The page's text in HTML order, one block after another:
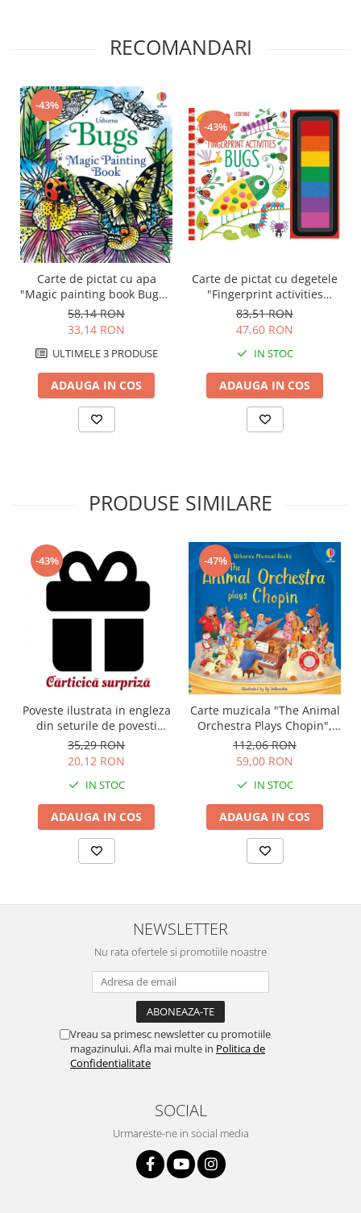
RECOMANDARI
-43%
Carte de pictat cu apa
"Magic painting book Bugs",
Usborne
58,14 RON
33,14 RON
ULTIMELE 3 PRODUSE
ADAUGA IN COS
-43%
Carte de pictat cu degetele
"Fingerprint activities
Bugs", Usborne
83,51 RON
47,60 RON
IN STOC
ADAUGA IN COS
PRODUSE SIMILARE
-43%
Poveste ilustrata in engleza
din seturile de povesti
Usborne
35,29 RON
20,12 RON
IN STOC
ADAUGA IN COS
-47%
Carte muzicala "The Animal
Orchestra Plays Chopin",
cartonata, Usborne
112,06 RON
59,00 RON
IN STOC
ADAUGA IN COS
NEWSLETTER
Nu rata ofertele si promotiile noastre
Vreau sa primesc newsletter cu promotiile
magazinului. Afla mai multe in Politica de
Confidentialitate
SOCIAL
Urmareste-ne in social media